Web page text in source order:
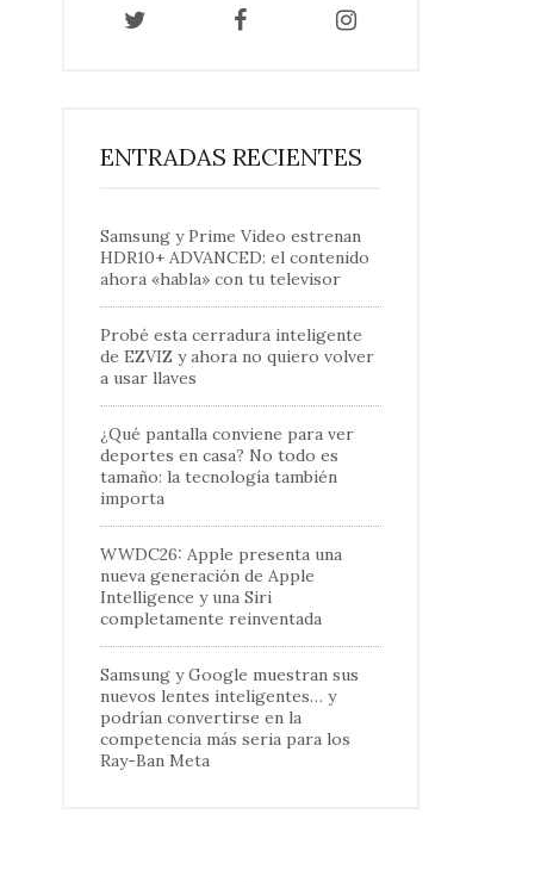
ENTRADAS RECIENTES
Samsung y Prime Video estrenan
HDR10+ ADVANCED: el contenido
ahora «habla» con tu televisor
Probé esta cerradura inteligente
de EZVIZ y ahora no quiero volver
a usar llaves
¿Qué pantalla conviene para ver
deportes en casa? No todo es
tamaño: la tecnología también
importa
WWDC26: Apple presenta una
nueva generación de Apple
Intelligence y una Siri
completamente reinventada
Samsung y Google muestran sus
nuevos lentes inteligentes… y
podrían convertirse en la
competencia más seria para los
Ray-Ban Meta